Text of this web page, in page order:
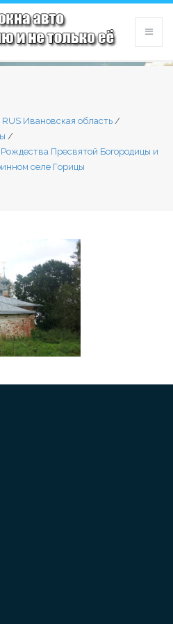
RUS Ивановская область /
/
Пресвятой Богородицы и
селе Горицы